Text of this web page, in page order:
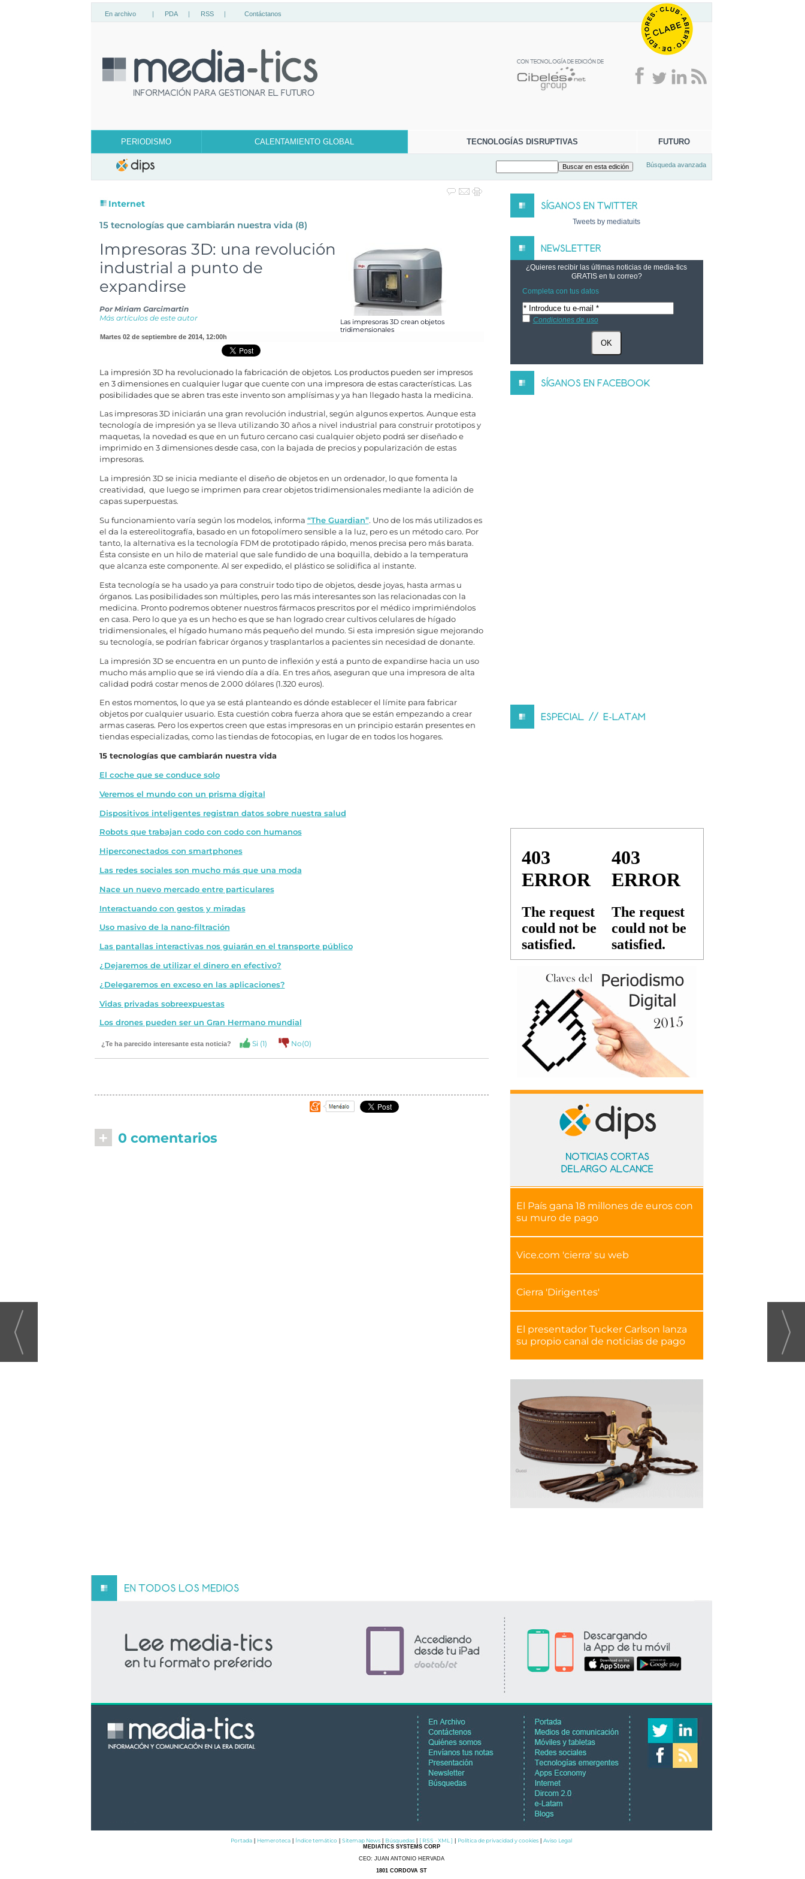
En archivo | PDA | RSS | Contáctanos
PERIODISMO CALENTAMIENTO GLOBAL TECNOLOGÍAS DISRUPTIVAS FUTURO
Búsqueda avanzada
Internet
15 tecnologías que cambiarán nuestra vida (8)
Las impresoras 3D crean objetos
tridimensionales
Impresoras 3D: una revolución
industrial a punto de
expandirse
PorMiriam Garcimartin
Más artículos de este autor
martes 02 de septiembre de 2014, 12:00h
La impresión 3D ha revolucionado la fabricación de objetos. Los productos pueden ser impresos
en 3 dimensiones en cualquier lugar que cuente con una impresora de estas características. Las
posibilidades que se abren tras este invento son amplísimas y ya han llegado hasta la medicina.
Las impresoras 3D iniciarán una gran revolución industrial, según algunos expertos. Aunque esta
tecnología de impresión ya se lleva utilizando 30 años a nivel industrial para construir prototipos y
maquetas, la novedad es que en un futuro cercano casi cualquier objeto podrá ser diseñado e
imprimido en 3 dimensiones desde casa, con la bajada de precios y popularización de estas
impresoras.
La impresión 3D se inicia mediante el diseño de objetos en un ordenador, lo que fomenta la
creatividad, que luego se imprimen para crear objetos tridimensionales mediante la adición de
capas superpuestas.
Su funcionamiento varía según los modelos, informa “The Guardian”. Uno de los más utilizados es
el da la estereolitografía, basado en un fotopolímero sensible a la luz, pero es un método caro. Por
tanto, la alternativa es la tecnología FDM de prototipado rápido, menos precisa pero más barata.
Ésta consiste en un hilo de material que sale fundido de una boquilla, debido a la temperatura
que alcanza este componente. Al ser expedido, el plástico se solidifica al instante.
Esta tecnología se ha usado ya para construir todo tipo de objetos, desde joyas, hasta armas u
órganos. Las posibilidades son múltiples, pero las más interesantes son las relacionadas con la
medicina. Pronto podremos obtener nuestros fármacos prescritos por el médico imprimiéndolos
en casa. Pero lo que ya es un hecho es que se han logrado crear cultivos celulares de hígado
tridimensionales, el hígado humano más pequeño del mundo. Si esta impresión sigue mejorando
su tecnología, se podrían fabricar órganos y trasplantarlos a pacientes sin necesidad de donante.
La impresión 3D se encuentra en un punto de inflexión y está a punto de expandirse hacia un uso
mucho más amplio que se irá viendo día a día. En tres años, aseguran que una impresora de alta
calidad podrá costar menos de 2.000 dólares (1.320 euros).
En estos momentos, lo que ya se está planteando es dónde establecer el límite para fabricar
objetos por cualquier usuario. Esta cuestión cobra fuerza ahora que se están empezando a crear
armas caseras. Pero los expertos creen que estas impresoras en un principio estarán presentes en
tiendas especializadas, como las tiendas de fotocopias, en lugar de en todos los hogares.
15 tecnologías que cambiarán nuestra vida
El coche que se conduce solo
Veremos el mundo con un prisma digital
Dispositivos inteligentes registran datos sobre nuestra salud
Robots que trabajan codo con codo con humanos
Hiperconectados con smartphones
Las redes sociales son mucho más que una moda
Nace un nuevo mercado entre particulares
Interactuando con gestos y miradas
Uso masivo de la nano-filtración
Las pantallas interactivas nos guiarán en el transporte público
¿Dejaremos de utilizar el dinero en efectivo?
¿Delegaremos en exceso en las aplicaciones?
Vidas privadas sobreexpuestas
Los drones pueden ser un Gran Hermano mundial
¿Te ha parecido interesante esta noticia? Si (1) No(0)
+ 0 comentarios
Tweets by mediatuits
¿Quieres recibir las últimas noticias de media-tics
GRATISen tu correo?
Completa con tus datos
Condiciones de uso
El País gana 18 millones de euros con
su muro de pago
Vice.com 'cierra' su web
Cierra 'Dirigentes'
El presentador Tucker Carlson lanza
su propio canal de noticias de pago
Portada Hemeroteca Índice temático Sitemap News Búsquedas [ RSS - XML ] Política de privacidad y cookies Aviso Legal
MEDIATICS SYSTEMS CORP
CEO: JUAN ANTONIO HERVADA
1801 CORDOVA ST